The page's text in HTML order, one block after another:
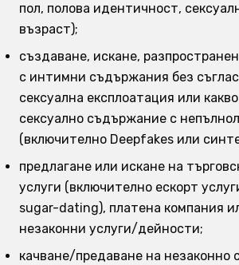
пол, полова идентичност,
възраст);
създаване, искане,
с интимни съдържания без
сексуална експлоатация или
сексуално съдържание с
(включително Deepfakes или
предлагане или искане на
услуги (включително ескорт
sugar-dating), платена компания
незаконни услуги/дейности;
качване/предаване на незаконно